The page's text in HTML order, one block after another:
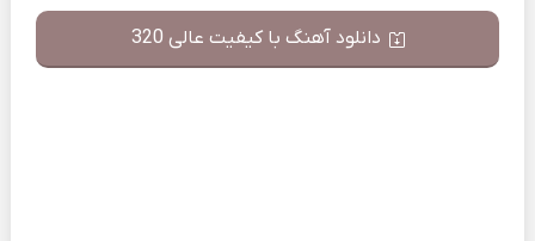
دانلود آهنگ با کیفیت عالی 320